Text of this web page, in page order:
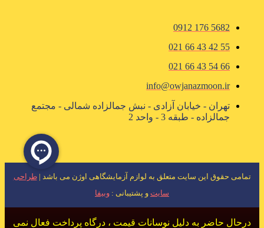
5682 176 0912
55 42 43 66 021
66 54 43 66 021
info@owjanazmoon.ir
تهران - خیابان آزادی - نبش جمالزاده شمالی - مجتمع
جمالزاده - طبقه 3 - واحد 2
تمامی حقوق این سایت متعلق به لوازم آزمایشگاهی اوژن می باشد |طراحی
سایت و پشتیبانی : وبیفا
درحال حاضر به دلیل نوسانات قیمت ، درگاه پرداخت فعال نمی